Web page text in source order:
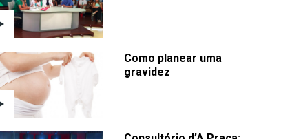
Como planear uma
gravidez